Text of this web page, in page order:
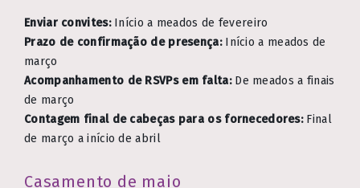
Enviar convites:Início a meados de fevereiro
Prazo de confirmação de presença:Início a meados de
março
Acompanhamento de RSVPs em falta:De meados a finais
de março
Contagem final de cabeças para os fornecedores: Final
de março a início de abril
Casamento de maio